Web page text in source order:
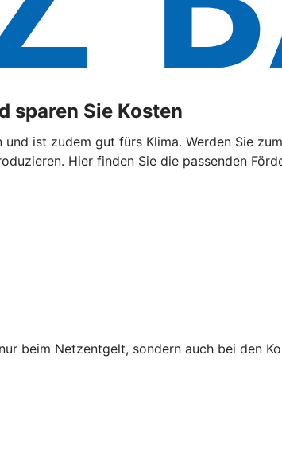
sparen Sie Kosten
ist zudem gut fürs Klima. Werden Sie
Hier finden Sie die passenden
beim Netzentgelt, sondern auch bei den